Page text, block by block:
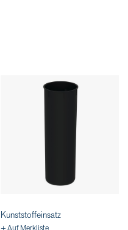
Kunststoffeinsatz